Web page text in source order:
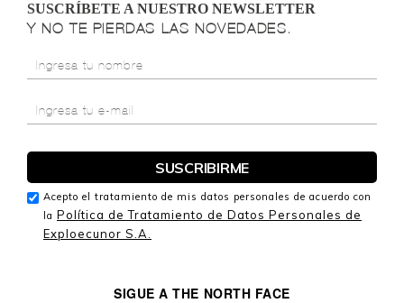
SIGUE A THE NORTH FACE
SUSCRÍBETE A NUESTRO NEWSLETTER
Y NO TE PIERDAS LAS NOVEDADES.
Acepto el tratamiento de mis datos personales de acuerdo con
la Política de Tratamiento de Datos Personales de
Exploecunor S.A.